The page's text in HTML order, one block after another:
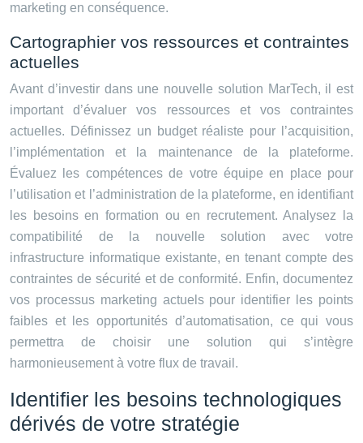
marketing en conséquence.
Cartographier vos ressources et contraintes
actuelles
Avant d’investir dans une nouvelle solution MarTech, il est
important d’évaluer vos ressources et vos contraintes
actuelles. Définissez un budget réaliste pour l’acquisition,
l’implémentation et la maintenance de la plateforme.
Évaluez les compétences de votre équipe en place pour
l’utilisation et l’administration de la plateforme, en identifiant
les besoins en formation ou en recrutement. Analysez la
compatibilité de la nouvelle solution avec votre
infrastructure informatique existante, en tenant compte des
contraintes de sécurité et de conformité. Enfin, documentez
vos processus marketing actuels pour identifier les points
faibles et les opportunités d’automatisation, ce qui vous
permettra de choisir une solution qui s’intègre
harmonieusement à votre flux de travail.
Identifier les besoins technologiques
dérivés de votre stratégie